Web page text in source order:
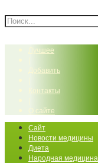
Лучшее
Добавить
Контакты
О сайте
Сайт
Новости медицины
Диета
Народная медицина